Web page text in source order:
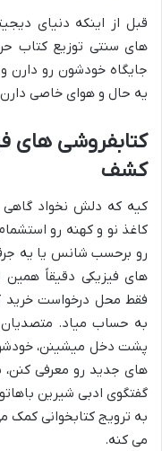
قبل از اینکه دنیای
های سنتی توزیع کتاب
جایگاه خودشون رو دارن
یه حال و هوای خاصی
کتابفروشی های
کشف
کیه که دلش نخواد گاهی
کاغذ نو و کهنه رو
رو برحسب شانس یا یه
های فیزیکی دقیقاً
فقط محل درخواست خرید
به حساب میاد. متصدیان
پشت دخل میشینن،
های جدید رو معرفی کنن،
گفتگوی ادبی شیرین
به ترویج کتابخوانی
می کنه.